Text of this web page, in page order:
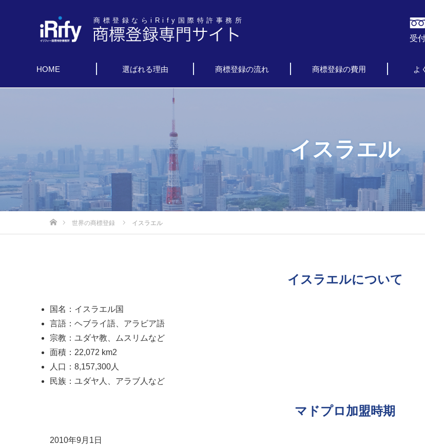
商標登録ならiRify国際特許事務所
受
HOME 選ばれる理由 商標登録の流れ 商標登録の費用 よ
イスラエル
世界の商標登録 イスラエル
イスラエルについて
国名：イスラエル国
言語：ヘブライ語、アラビア語
宗教：ユダヤ教、ムスリムなど
面積：22,072 km2
人口：8,157,300人
民族：ユダヤ人、アラブ人など
マドプロ加盟時期
2010年9月1日